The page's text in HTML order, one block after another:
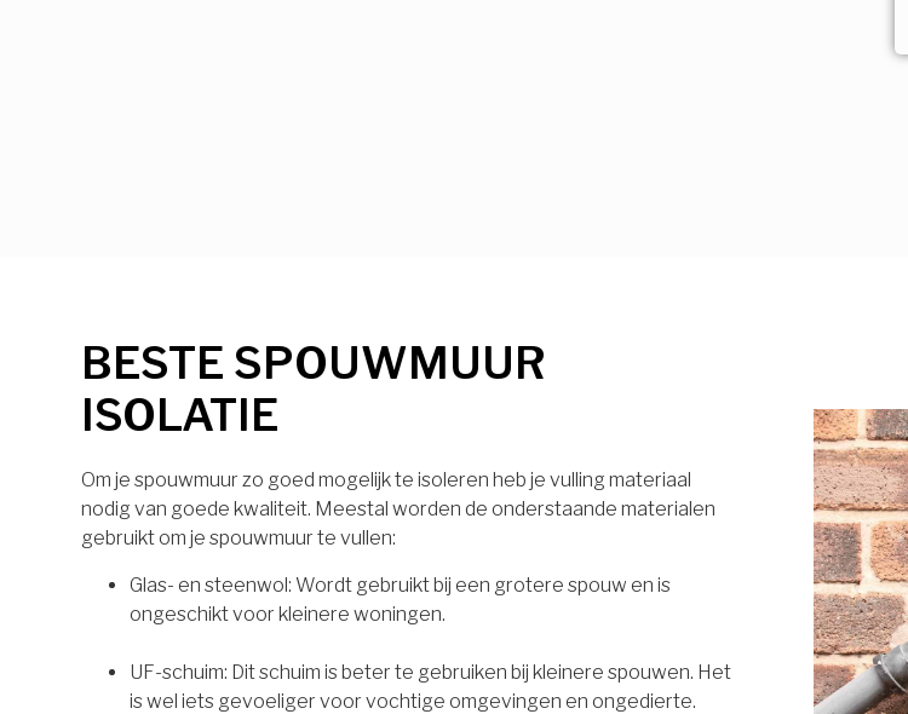
BESTE SPOUWMUUR
ISOLATIE
Om je spouwmuur zo goed mogelijk te isoleren heb je vulling materiaal
nodig van goede kwaliteit. Meestal worden de onderstaande materialen
gebruikt om je spouwmuur te vullen:
Glas- en steenwol: Wordt gebruikt bij een grotere spouw en is
ongeschikt voor kleinere woningen.
UF-schuim: Dit schuim is beter te gebruiken bij kleinere spouwen. Het
is wel iets gevoeliger voor vochtige omgevingen en ongedierte.